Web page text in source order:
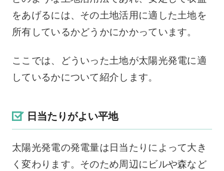
をあげるには、その土地活用に適した土地を
所有しているかどうかにかかっています。
ここでは、どういった土地が太陽光発電に適
しているかについて紹介します。
日当たりがよい平地
太陽光発電の発電量は日当たりによって大き
く変わります。そのため周辺にビルや森など